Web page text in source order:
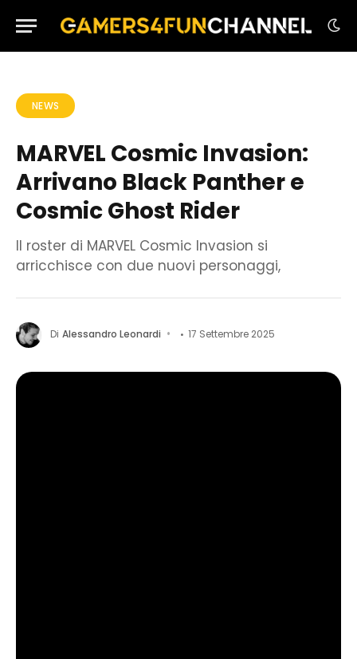
NEWS
MARVEL Cosmic Invasion:
Arrivano Black Panther e
Cosmic Ghost Rider
Il roster di MARVEL Cosmic Invasion si
arricchisce con due nuovi personaggi,
Di Alessandro Leonardi 17 Settembre 2025